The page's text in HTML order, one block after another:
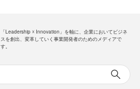
「Leadership ☓ Innovation」を軸に、企業においてビジネ
スを創出、変革していく事業開発者のためのメディアで
す。